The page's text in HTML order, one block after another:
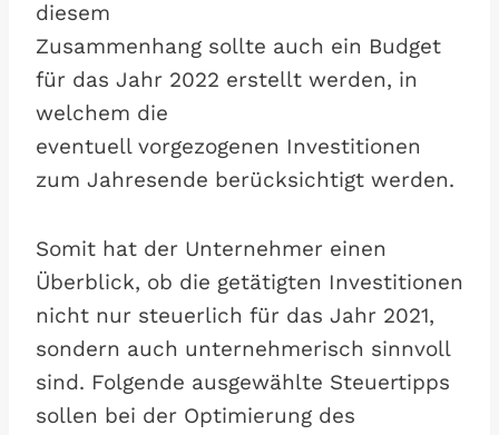
diesem
Zusammenhang sollte auch ein Budget
für das Jahr 2022 erstellt werden, in
welchem die
eventuell vorgezogenen Investitionen
zum Jahresende berücksichtigt werden.
Somit hat der Unternehmer einen
Überblick, ob die getätigten Investitionen
nicht nur steuerlich für das Jahr 2021,
sondern auch unternehmerisch sinnvoll
sind. Folgende ausgewählte Steuertipps
sollen bei der Optimierung des